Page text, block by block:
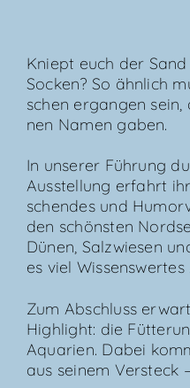
Kniept euch der
Socken? So ähn­lich
schen ergan­gen
nen Namen gaben.
In unse­rer Füh­rung
Aus­stel­lung erfahrt
schen­des und
den schöns­ten
Dünen, Salz­wie­sen
es viel
Zum Abschluss
High­light: die
Aqua­ri­en. Dabei
aus sei­nem Ver­steck